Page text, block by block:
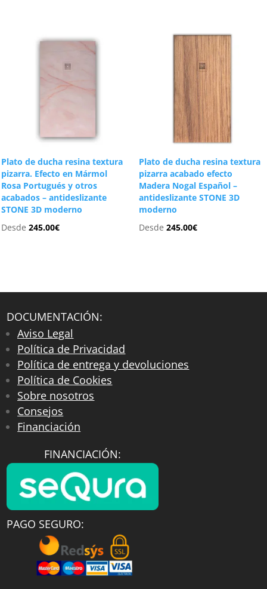
Plato de ducha resina textura
pizarra. Efecto en Mármol
Rosa Portugués y otros
acabados – antideslizante
STONE 3D moderno
Desde245.00€
Plato de ducha resina textura
pizarra acabado efecto
Madera Nogal Español –
antideslizante STONE 3D
moderno
Desde 245.00€
DOCUMENTACIÓN:
Aviso Legal
Política de Privacidad
Política de entrega y devoluciones
Política de Cookies
Sobre nosotros
Consejos
Financiación
FINANCIACIÓN:
PAGO SEGURO: